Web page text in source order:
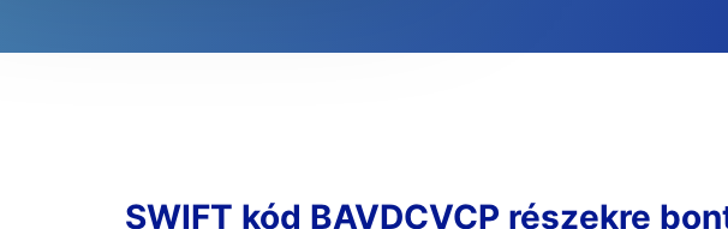
SWIFT kód BAVDCVCP részekre